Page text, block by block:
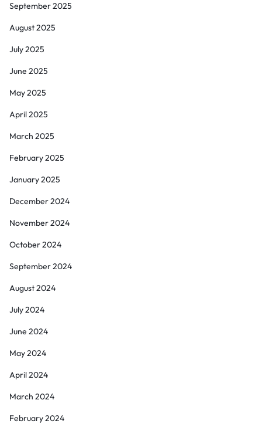
September 2025
August 2025
July 2025
June 2025
May 2025
April 2025
March 2025
February 2025
January 2025
December 2024
November 2024
October 2024
September 2024
August 2024
July 2024
June 2024
May 2024
April 2024
March 2024
February 2024